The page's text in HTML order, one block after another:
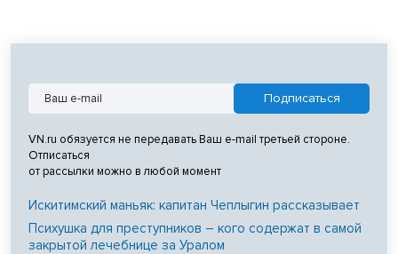
VN.ru обязуется не передавать Ваш e-mail третьей стороне.
Отписаться
от рассылки можно в любой момент
Искитимский маньяк: капитан Чеплыгин рассказывает
Психушка для преступников – кого содержат в самой
закрытой лечебнице за Уралом